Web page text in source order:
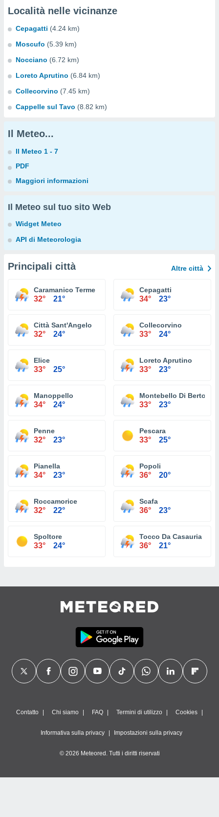
Località nelle vicinanze
Cepagatti (4.24 km)
Moscufo (5.39 km)
Nocciano (6.72 km)
Loreto Aprutino (6.84 km)
Collecorvino (7.45 km)
Cappelle sul Tavo (8.82 km)
Il Meteo...
Il Meteo 1 - 7
PDF
Maggiori informazioni
Il Meteo sul tuo sito Web
Widget Meteo
API di Meteorologia
Principali città Altre città
Caramanico Terme
32° 21°
Cepagatti
34° 23°
Città Sant'Angelo
32° 24°
Collecorvino
33° 24°
Elice
33° 25°
Loreto Aprutino
33° 23°
Manoppello
34° 24°
Montebello Di Bertona
33° 23°
Penne
32° 23°
Pescara
33° 25°
Pianella
34° 23°
Popoli
36° 20°
Roccamorice
32° 22°
Scafa
36° 23°
Spoltore
33° 24°
Tocco Da Casauria
36° 21°
Contatto Chi siamo FAQ Termini di utilizzo Cookies
Informativa sulla privacy Impostazioni sulla privacy
© 2026 Meteored. Tutti i diritti riservati